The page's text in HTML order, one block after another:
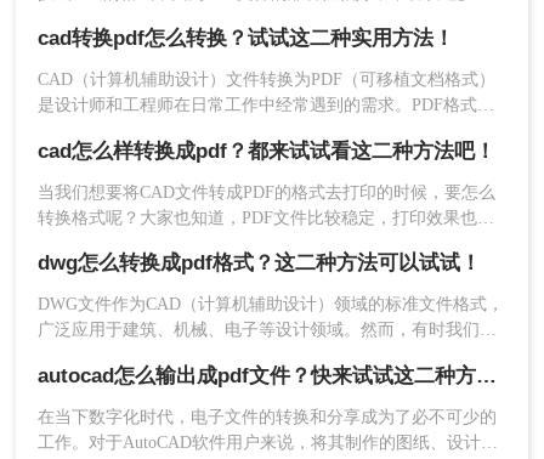
6、保存文件：在指定的保存位置找到生成的
PDF文件，并进行保存或分享。
注意：在进行转换前，确保CAD文件已保存并关
闭，避免转换过程中出现错误。根据需要调整输出
选项，以获得最佳的PDF文件效果。如果需要批量
转换多个文件，请确保所有文件都已正确导入到软
件中。
方法二：使用在线CAD转换工具
在线CAD转换工具，无需安装额外软件，只需通过
打印效果也是很好，那么如何cad转pdf呢？下面一起来看看
吧。
cad转换pdf怎么转换？试试这二种实用方法！
CAD（计算机辅助设计）文件转换为PDF（可移植文档格式）
是设计师和工程师在日常工作中经常遇到的需求。PDF格式因
伴交流的理想选择。那么cad转换pdf怎么转换呢？本文将介绍
两种将CAD文件转换为PDF的高效方法。
cad怎么样转换成pdf？都来试试看这二种方法吧！
当我们想要将CAD文件转成PDF的格式去打印的时候，要怎么
转换格式呢？大家也知道，PDF文件比较稳定，打印效果也是
印，那么cad怎么样转换成pdf呢？如果你不知道的话，那么小
编今天就来给大家分享一下cad转pdf的操作方法吧。
dwg怎么转换成pdf格式？这二种方法可以试试！
DWG文件作为CAD（计算机辅助设计）领域的标准文件格式，
广泛应用于建筑、机械、电子等设计领域。然而，有时我们需
印。那么dwg怎么转换成pdf格式呢？本文将介绍两种将DWG转
换成PDF格式的方法。
autocad怎么输出成pdf文件？快来试试这二种方法吧！
在当下数字化时代，电子文件的转换和分享成为了必不可少的
工作。对于AutoCAD软件用户来说，将其制作的图纸、设计稿